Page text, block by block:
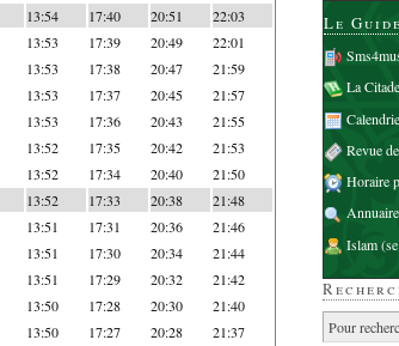
13:54 17:40 20:51 22:03
13:53 17:39 20:49 22:01
13:53 17:38 20:47 21:59
13:53 17:37 20:45 21:57
13:53 17:36 20:43 21:55
13:52 17:35 20:42 21:53
13:52 17:34 20:40 21:50
13:52 17:33 20:38 21:48
13:51 17:31 20:36 21:46
13:51 17:30 20:34 21:44
13:51 17:29 20:32 21:42
13:50 17:28 20:30 21:40
13:50 17:27 20:28 21:37
Le
La
Revue
Horaire
Islam